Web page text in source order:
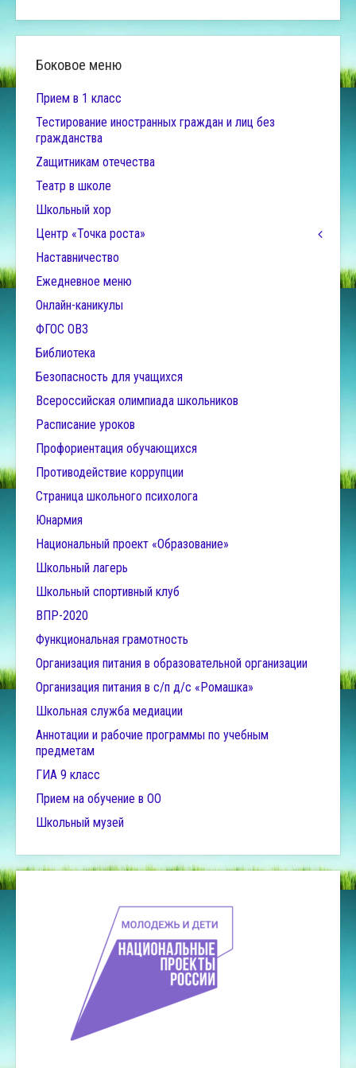
Боковое меню
Прием в 1 класс
Тестирование иностранных граждан и лиц без
гражданства
Zащитникам отечества
Театр в школе
Школьный хор
Центр «Точка роста»
Наставничество
Ежедневное меню
Онлайн-каникулы
ФГОС ОВЗ
Библиотека
Безопасность для учащихся
Всероссийская олимпиада школьников
Расписание уроков
Профориентация обучающихся
Противодействие коррупции
Страница школьного психолога
Юнармия
Национальный проект «Образование»
Школьный лагерь
Школьный спортивный клуб
ВПР-2020
Функциональная грамотность
Организация питания в образовательной организации
Организация питания в с/п д/с «Ромашка»
Школьная служба медиации
Аннотации и рабочие программы по учебным
предметам
ГИА 9 класс
Прием на обучение в ОО
Школьный музей